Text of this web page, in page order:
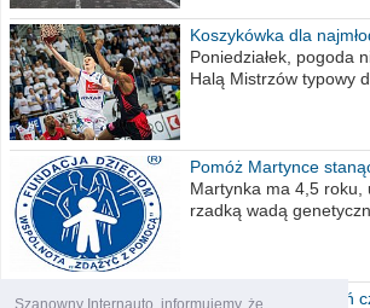
Szanowny Internauto, informujemy, że
Koszykówka dla
Poniedziałek, pogoda
Halą Mistrzów typowy
Pomóż Martynce
Martynka ma 4,5 roku,
rzadką wadą
Polska moich marzeń